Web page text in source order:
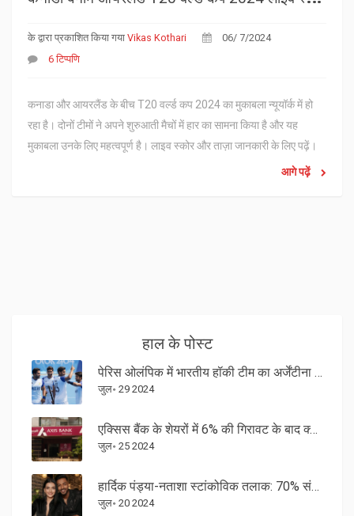
के द्वारा प्रकाशित किया गया Vikas Kothari
06/ 7/2024
6 टिप्पणि
कनाडा और आयरलैंड के बीच T20 वर्ल्ड कप 2024 का मुकाबला न्यूयॉर्क में हो
रहा है। दोनों टीमों ने अपने शुरुआती मैचों में हार का सामना किया है और यह
मुकाबला उनके लिए महत्वपूर्ण है। लाइव स्कोर और ताज़ा जानकारी के लिए पढ़ें।
आगे पढ़ें
हाल के पोस्ट
पेरिस ओलंपिक में भारतीय हॉकी टीम का अर्जेंटीना से महामुकाबला 29 जुलाई 2024 को
जुल॰ 29 2024
एक्सिस बैंक के शेयरों में 6% की गिरावट के बाद क्या है अच्छा खरीदारी का समय?
जुल॰ 25 2024
हार्दिक पंड्या-नताशा स्टांकोविक तलाक: 70% संपत्ति की मांग सहित अफवाहों का क्या है सच?
जुल॰ 20 2024